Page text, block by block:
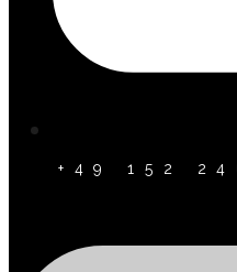
+49 152